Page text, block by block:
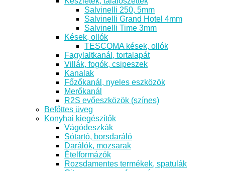
Salvinelli 250, 5mm
Salvinelli Grand Hotel 4mm
Salvinelli Time 3mm
Kések, ollók
TESCOMA kések, ollók
Fagylaltkanál, tortalapát
Villák, fogók, csipeszek
Kanalak
Főzőkanál, nyeles eszközök
Merőkanál
R2S evőeszközök (színes)
Befőttes üveg
Konyhai kiegészítők
Vágódeszkák
Sótartó, borsdaráló
Darálók, mozsarak
Ételformázók
Rozsdamentes termékek, spatulák